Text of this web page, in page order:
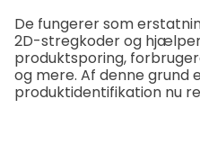
De fungerer som
2D-stregkoder og
produktsporing,
og mere. Af denne grund
produktidentifikation nu